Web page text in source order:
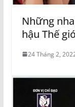
Những
hậu Thế
24 Tháng 2,